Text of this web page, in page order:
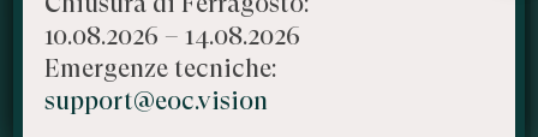
10.08.2026 – 14.08.2026
Emergenze tecniche:
support@eoc.vision